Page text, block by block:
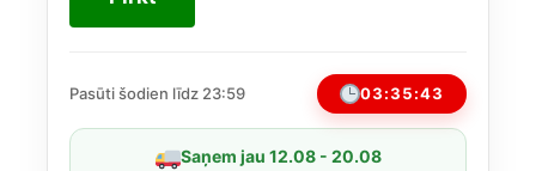
Pasūti šodien līdz 23:59 03:35:42
Saņem jau 12.08 - 20.08